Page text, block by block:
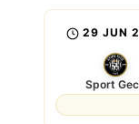
29 JUN
Sport